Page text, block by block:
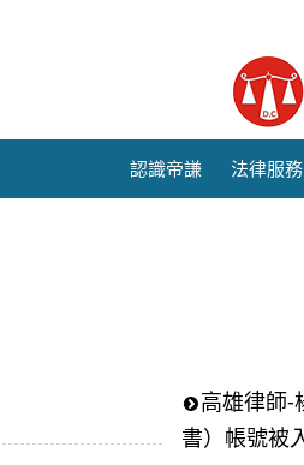
認識帝謙 法律服務
高雄律師-
書）帳號被